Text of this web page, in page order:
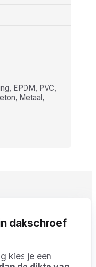
EPDM, PVC,
Metaal,
dakschroef
kies je een